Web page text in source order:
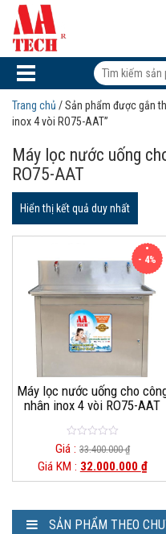
Máy
lọc
nước
uống
cho
công
nhân
inox
vòi
RO75-
AAT
Tìm
sản
Trang chủ / Sản phẩm được gắn
inox 4 vòi RO75-AAT”
Máy lọc nước uống
RO75-AAT
Hiển thị kết quả duy nhất
- 4%
Máy lọc nước uống cho
nhân inox 4 vòi RO75-AAT
0
o
u
t
o
Giá : 33.400.000₫
Giá KM : 32.000.000 ₫
SẢN PHẨM THEO